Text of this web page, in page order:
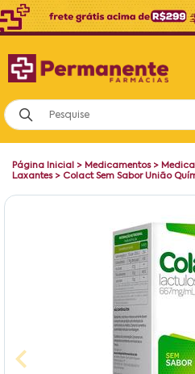
Página Inicial > Medicamentos>
Laxantes> Colact Sem Sabor União